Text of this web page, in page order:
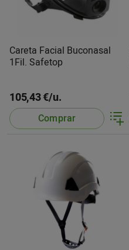
Careta Facial Buconasal
1Fil. Safetop
105,43 €/u.
Comprar